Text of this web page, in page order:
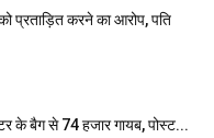
प्रताड़ित करने का आरोप, पति
के बैग से ₹74 हजार गायब, पोस्ट...